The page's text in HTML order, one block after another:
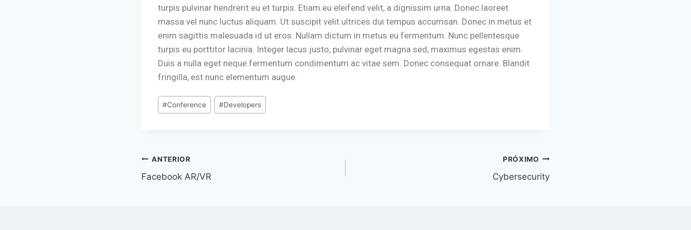
turpis pulvinar hendrerit eu et turpis. Etiam eu eleifend velit, a dignissim urna. Donec laoreet
massa vel nunc luctus aliquam. Ut suscipit velit ultrices dui tempus accumsan. Donec in metus et
enim sagittis malesuada id ut eros. Nullam dictum in metus eu fermentum. Nunc pellentesque
turpis eu porttitor lacinia. Integer lacus justo, pulvinar eget magna sed, maximus egestas enim.
Duis a nulla eget neque fermentum condimentum ac vitae sem. Donec consequat ornare. Blandit
fringilla, est nunc elementum augue.
#Conference #Developers
ANTERIOR
Facebook AR/VR
PRÓXIMO
Cybersecurity